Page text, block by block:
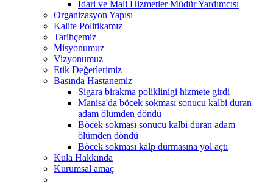
İdari ve Mali Hizmetler Müdür Yardımcısı
Organizasyon Yapısı
Kalite Politikamız
Tarihçemiz
Misyonumuz
Vizyonumuz
Etik Değerlerimiz
Basında Hastanemiz
Sigara birakma poliklinigi hizmete girdi
Manisa'da böcek sokması sonucu kalbi duran
adam ölümden döndü
Böcek sokması sonucu kalbi duran adam
ölümden döndü
Böcek sokması kalp durmasına yol açtı
Kula Hakkında
Kurumsal amaç